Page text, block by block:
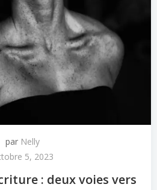
par Nelly
5, 2023
: deux voies vers